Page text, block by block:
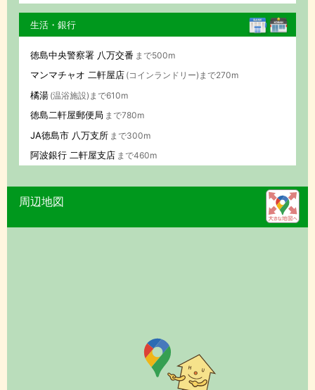
生活・銀行
徳島中央警察署 八万交番 まで500m
マンマチャオ 二軒屋店 (コインランドリー)まで270m
橘湯 (温浴施設)まで610m
徳島二軒屋郵便局 まで780m
JA徳島市 八万支所 まで300m
阿波銀行 二軒屋支店 まで460m
周辺地図